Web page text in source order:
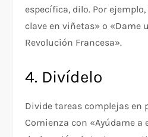
específica, dilo. Por
clave en viñetas» o «Dame
Revolución Francesa».
4. Divídelo
Divide tareas complejas en
Comienza con «Ayúdame a